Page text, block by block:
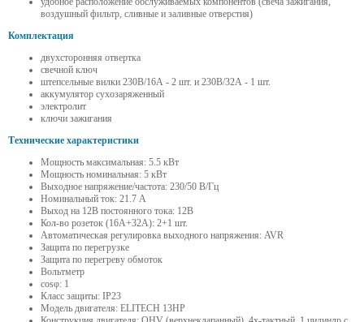
воздушный фильтр, сливные и заливные отверстия)
Комплектация
двухсторонняя отвертка
свечной ключ
штепсельные вилки 230В/16А - 2 шт. и 230В/32А - 1 шт.
аккумулятор сухозаряженный
электролит
ключи зажигания
Технические характеристики
Мощность максимальная: 5.5 кВт
Мощность номинальная: 5 кВт
Выходное напряжение/частота: 230/50 В/Гц
Номинальный ток: 21.7 А
Выход на 12В постоянного тока: 12В
Кол-во розеток (16А+32А): 2+1 шт.
Автоматическая регулировка выходного напряжения: AVR
Защита по перегрузке
Защита по перегреву обмоток
Вольтметр
cosφ: 1
Класс защиты: IP23
Модель двигателя: ELITECH 13HP